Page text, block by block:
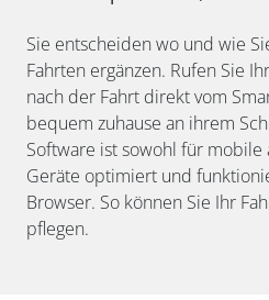
Sie entscheiden wo und wie
Fahrten ergänzen. Rufen Sie
nach der Fahrt direkt vom
bequem zuhause an ihrem
Software ist sowohl für mobile
Geräte optimiert und
Browser. So können Sie Ihr
pflegen.